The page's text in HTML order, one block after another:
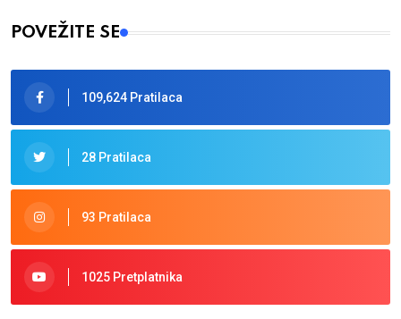
POVEŽITE SE
109,624 Pratilaca
28 Pratilaca
93 Pratilaca
1025 Pretplatnika